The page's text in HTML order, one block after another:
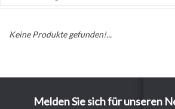
Keine Produkte gefunden!...
Melden Sie sich für unseren